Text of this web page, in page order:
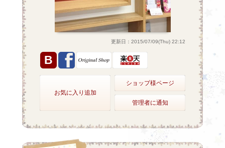
更新日：2015/07/09(Thu) 22:12
B
お気に入り追加
ショップ様ページ
管理者に通知